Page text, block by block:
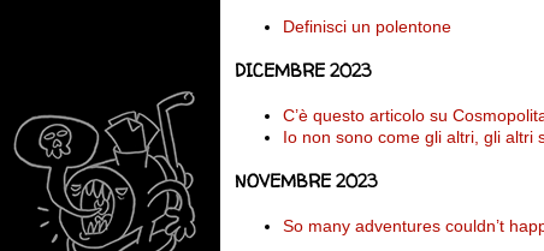
Definisci un polentone
DICEMBRE 2023
C’è questo articolo su
Io non sono come gli altri, gli altri
NOVEMBRE 2023
So many adventures couldn’t